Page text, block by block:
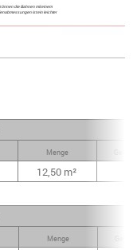
Menge
12,50 m²
Menge